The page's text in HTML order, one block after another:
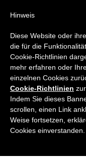
Volume all
Title
Hinweis
Diese Website oder
die für die
Cookie-Richtlinien
mehr erfahren oder
einzelnen Cookies
Cookie-Richtlinien
Indem Sie dieses
scrollen, einen Link
Weise fortsetzen,
Cookies einverstanden.